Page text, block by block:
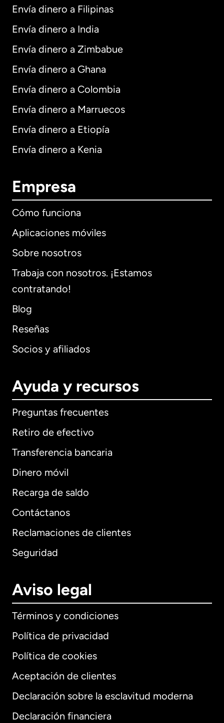
Envía dinero a Filipinas
Envía dinero a India
Envía dinero a Zimbabue
Envía dinero a Ghana
Envía dinero a Colombia
Envía dinero a Marruecos
Envía dinero a Etiopía
Envía dinero a Kenia
Empresa
Cómo funciona
Aplicaciones móviles
Sobre nosotros
Trabaja con nosotros. ¡Estamos
contratando!
Blog
Reseñas
Socios y afiliados
Ayuda y recursos
Preguntas frecuentes
Retiro de efectivo
Transferencia bancaria
Dinero móvil
Recarga de saldo
Contáctanos
Reclamaciones de clientes
Seguridad
Aviso legal
Términos y condiciones
Política de privacidad
Política de cookies
Aceptación de clientes
Declaración sobre la esclavitud moderna
Declaración financiera
Internacional English